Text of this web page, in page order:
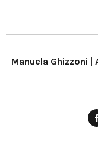
Manuela Ghizzoni